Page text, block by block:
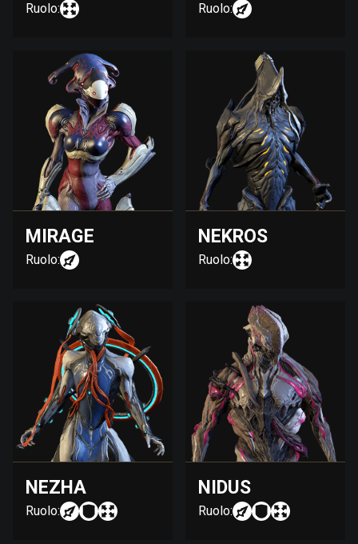
Ruolo: Ruolo:
MIRAGE
Ruolo:
NEKROS
Ruolo:
NEZHA
Ruolo:
NIDUS
Ruolo: